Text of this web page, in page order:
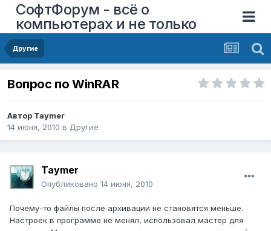
СофтФорум - всё о
компьютерах и не только
Другие
Вопрос по WinRAR
Автор Taymer
14 июня, 2010 в Другие
Taymer
Опубликовано 14 июня, 2010
Почему-то файлы после архивации не становятся меньше.
Настроек в программе не менял, использовал мастер для